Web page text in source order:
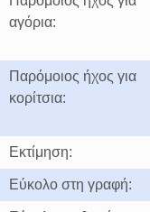
αγόρια:
Παρόμοιος ήχος για
κορίτσια:
Εκτίμηση:
Εύκολο στη γραφή: